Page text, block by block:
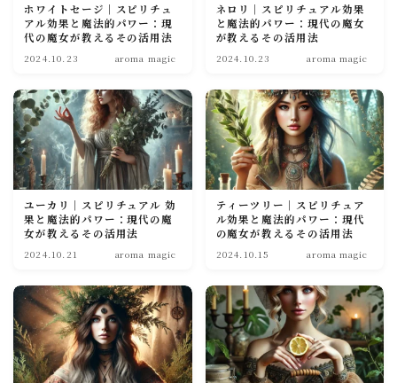
self love
soulmate
ホワイトセージ｜スピリチュ
アル効果と魔法的パワー：現
代の魔女が教えるその活用法
2024.10.23 aroma magic
ネロリ｜スピリチュアル効果
と魔法的パワー：現代の魔女
が教えるその活用法
2024.10.23 aroma magic
ユーカリ｜スピリチュアル 効
果と魔法的パワー：現代の魔
女が教えるその活用法
2024.10.21 aroma magic
ティーツリー｜スピリチュア
ル効果と魔法的パワー：現代
の魔女が教えるその活用法
2024.10.15 aroma magic